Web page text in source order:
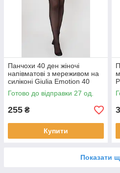
Панчохи 40 ден жіночі
напівматові з мереживом на
силіконі Giulia Emotion 40
чорні бежеві капучино білі 1/2
,3/4 - р. 1/2 чорні
Готово до відправки 27 од.
255 ₴
Купити
Показати